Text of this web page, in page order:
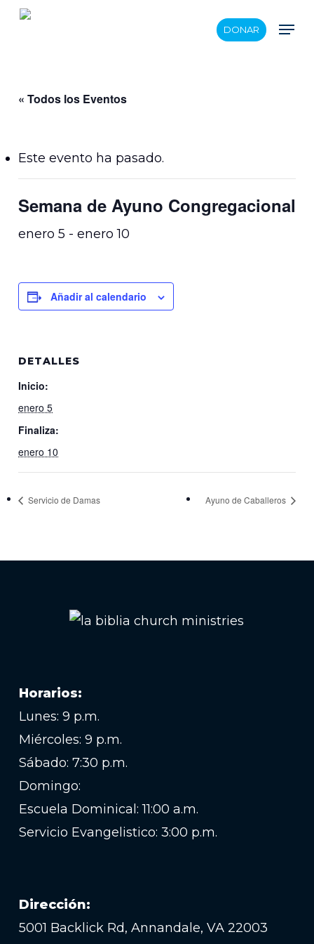
Skip
DONAR Menu
« Todos los Eventos
Este evento ha pasado.
Semana de Ayuno Congregacional
enero 5 - enero 10
Añadir al calendario
DETALLES
Inicio:
enero 5
Finaliza:
enero 10
Servicio de Damas Ayuno de Caballeros
Horarios:
Lunes: 9 p.m.
Miércoles: 9 p.m.
Sábado: 7:30 p.m.
Domingo:
Escuela Dominical: 11:00 a.m.
Servicio Evangelistico: 3:00 p.m.
Dirección:
5001 Backlick Rd, Annandale, VA 22003